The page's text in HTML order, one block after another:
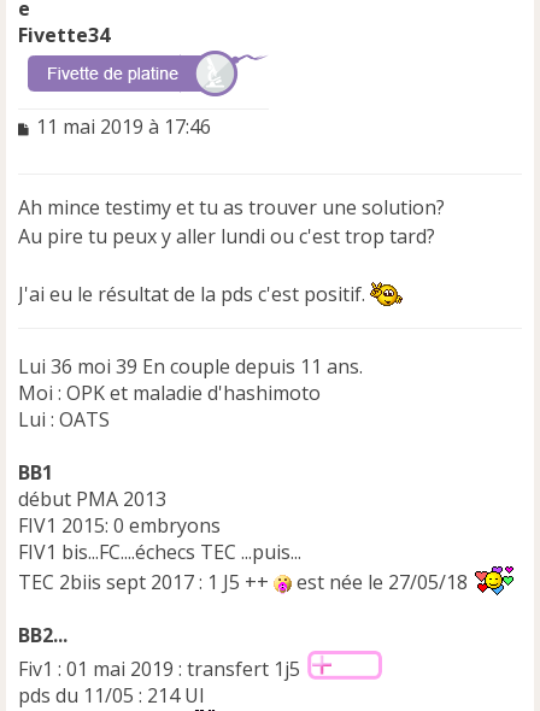
Fivette34
M
s
a
g
n
o
u
11 mai 2019 à 17:46
Ah mince testimy et tu as trouver une solution?
Au pire tu peux y aller lundi ou c'est trop tard?
J'ai eu le résultat de la pds c'est positif.
Lui 36 moi 39 En couple depuis 11 ans.
Moi : OPK et maladie d'hashimoto
Lui : OATS
BB1
début PMA 2013
FIV1 2015: 0 embryons
FIV1 bis...FC....échecs TEC ...puis...
TEC 2biis sept 2017 : 1 J5 ++
est née le 27/05/18
BB2...
Fiv1 : 01 mai 2019 : transfert 1j5
pds du 11/05 : 214 UI